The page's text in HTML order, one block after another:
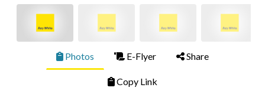
Photos E-Flyer Share
Copy Link